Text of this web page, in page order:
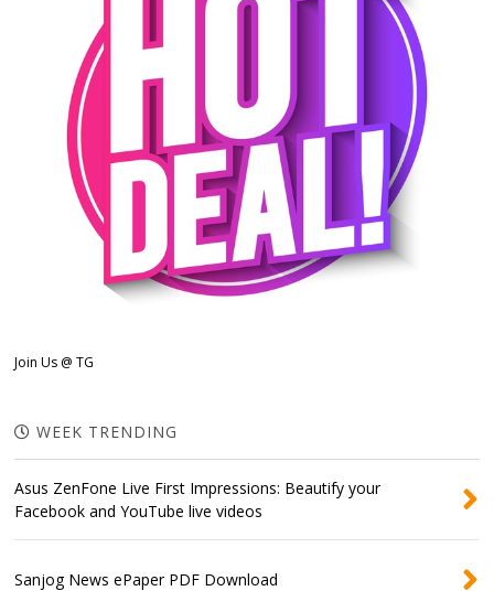
Join Us @ TG
WEEK TRENDING
Asus ZenFone Live First Impressions: Beautify your
Facebook and YouTube live videos
Sanjog News ePaper PDF Download